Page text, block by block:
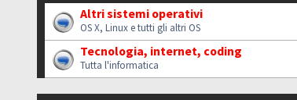
Altri sistemi operativi
OS X, Linux e tutti gli altri OS
Tecnologia, internet, coding
Tutta l'informatica